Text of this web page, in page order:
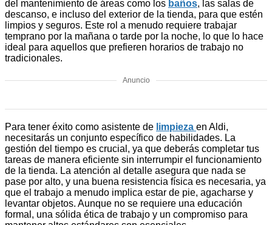
del mantenimiento de áreas como los baños, las salas de
descanso, e incluso del exterior de la tienda, para que estén
limpios y seguros. Este rol a menudo requiere trabajar
temprano por la mañana o tarde por la noche, lo que lo hace
ideal para aquellos que prefieren horarios de trabajo no
tradicionales.
Anuncio
Para tener éxito como asistente de limpieza en Aldi,
necesitarás un conjunto específico de habilidades. La
gestión del tiempo es crucial, ya que deberás completar tus
tareas de manera eficiente sin interrumpir el funcionamiento
de la tienda. La atención al detalle asegura que nada se
pase por alto, y una buena resistencia física es necesaria, ya
que el trabajo a menudo implica estar de pie, agacharse y
levantar objetos. Aunque no se requiere una educación
formal, una sólida ética de trabajo y un compromiso para